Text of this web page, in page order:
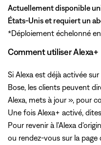
Actuellement disponible
États-Unis et requiert un
*Déploiement échelonné
Comment utiliser Alexa+
Si Alexa est déjà activée
Bose, les clients peuvent
Alexa, mets à jour », pour
Une fois Alexa+ activé,
Pour revenir à l'Alexa
ou rendez-vous sur la